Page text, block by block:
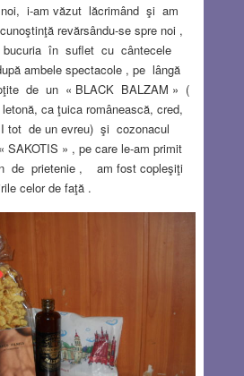
i-am văzut lăcrimând şi am
revărsându-se spre noi ,
bucuria în suflet cu cântecele
ambele spectacole , pe lângă
de un « BLACK BALZAM » (
ca ţuica românească, cred,
tot de un evreu) şi cozonacul
SAKOTIS » , pe care le-am primit
de prietenie , am fost copleşiţi
celor de faţă .